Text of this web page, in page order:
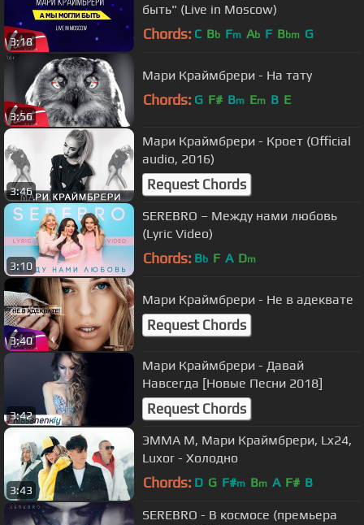
3:18
быть" (Live in Moscow)
Chords: C Bb Fm Ab F Bbm G
3:56
Мари Краймбрери - На тату
Chords: G F# Bm Em B E
3:46
Мари Краймбрери - Кроет (Official
audio, 2016)
Request Chords
3:10
SEREBRO – Между нами любовь
(Lyric Video)
Chords: Bb F A Dm
3:40
Мари Краймбрери - Не в адеквате
Request Chords
3:42
Мари Краймбрери - Давай
Навсегда [Новые Песни 2018]
Request Chords
3:43
ЭММА М, Мари Краймбрери, Lx24,
Luxor - Холодно
Chords: D G F#m Bm A F# B
SEREBRO - В космосе (премьера